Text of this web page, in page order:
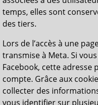
temps, elles sont
des tiers.
Lors de l’accès à une
transmise à Meta. Si
Facebook, cette adresse
compte. Grâce aux
collecter des
vous identifier sur